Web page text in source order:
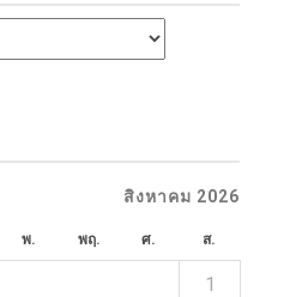
สิงหาคม 2026
พ. พฤ. ศ. ส.
1